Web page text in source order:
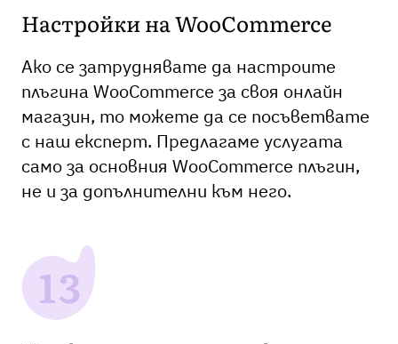
Настройки на WooCommerce
Ако се затруднявате да настроите
плъгина WooCommerce за своя онлайн
магазин, то можете да се посъветвате
с наш експерт. Предлагаме услугата
само за основния WooCommerce плъгин,
не и за допълнителни към него.